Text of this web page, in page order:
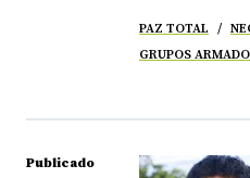
PAZ TOTAL
GRUPOS
Publicado